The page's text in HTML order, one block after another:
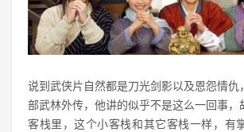
说到武侠片自然都是刀光剑影以及恩怨情仇
部武林外传，他讲的似乎不是这么一回事，
客栈里，这个小客栈和其它客栈一样，有